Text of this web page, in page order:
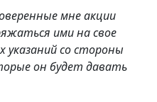
мне акции
ими на свое
указаний со стороны
он будет давать